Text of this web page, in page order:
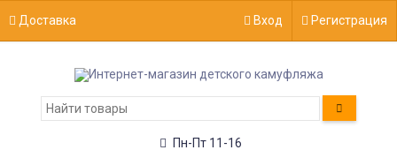
Доставка Вход Регистрация
Пн-Пт 11-16